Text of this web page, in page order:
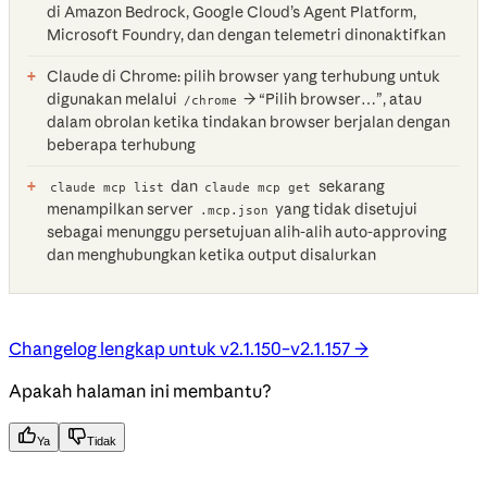
di Amazon Bedrock, Google Cloud’s Agent Platform,
Microsoft Foundry, dan dengan telemetri dinonaktifkan
Claude di Chrome: pilih browser yang terhubung untuk
digunakan melalui
/chrome → “Pilih browser…”, atau
dalam obrolan ketika tindakan browser berjalan dengan
beberapa terhubung
claude mcp list dan claude mcp get
sekarang
menampilkan server
.mcp.json yang tidak disetujui
sebagai menunggu persetujuan alih-alih auto-approving
dan menghubungkan ketika output disalurkan
Changelog lengkap untuk v2.1.150–v2.1.157 →
Apakah halaman ini membantu?
Ya Tidak